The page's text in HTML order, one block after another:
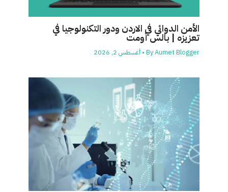
الأمن الدوائي في الاردن ودور التكنولوجيا في
تعزيزه | بالس أومت
ByAumet Blogger
•أغسطس 2, 2026